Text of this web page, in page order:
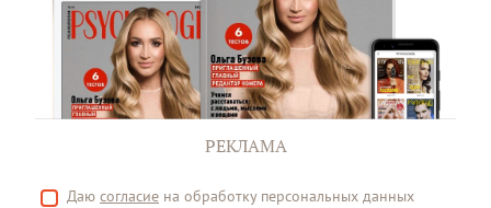
РЕКЛАМА
Даю согласие на обработку персональных данных